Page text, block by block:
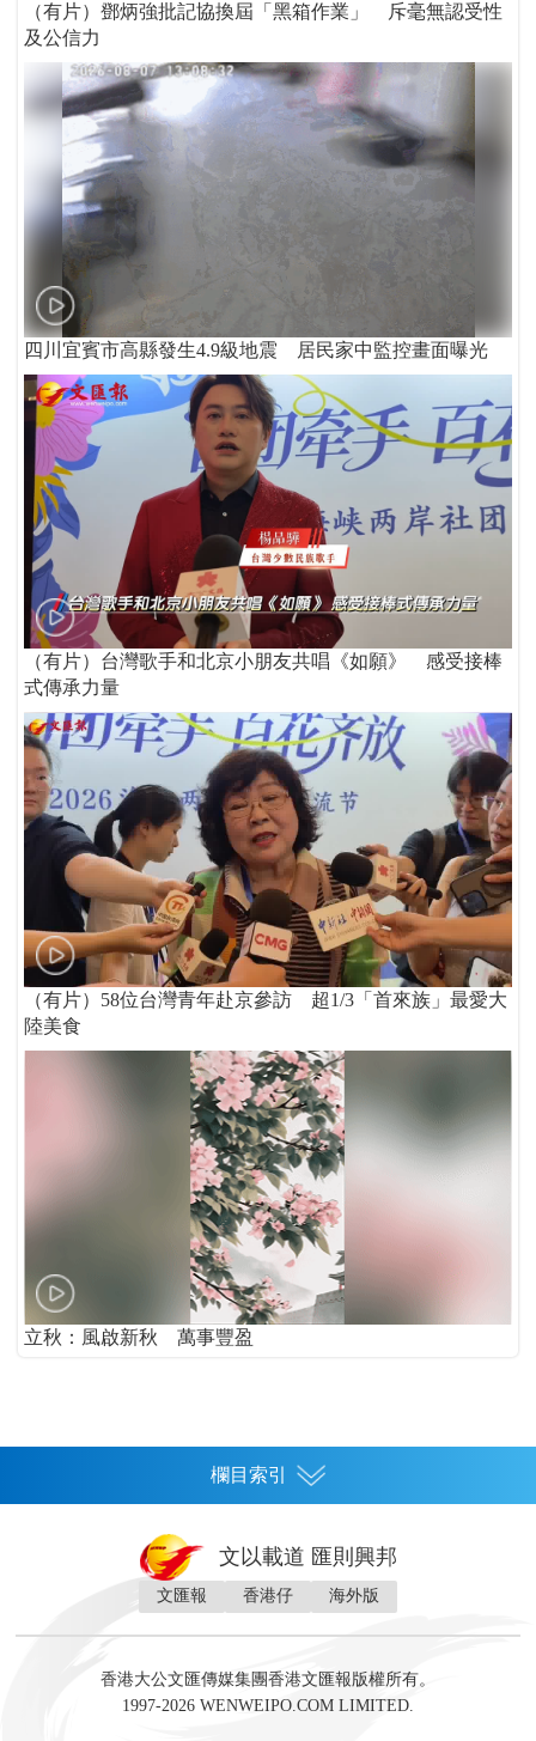
（有片）鄧炳強批記協換屆「黑箱作業」 斥毫無認受性
及公信力
四川宜賓市高縣發生4.9級地震 居民家中監控畫面曝光
（有片）台灣歌手和北京小朋友共唱《如願》 感受接棒
式傳承力量
（有片）58位台灣青年赴京參訪 超1/3「首來族」最愛大
陸美食
立秋：風啟新秋 萬事豐盈
欄目索引
灣區人
財經 地產 投資 財評 數字經濟
文以載道 匯則興邦
文匯報 香港仔 海外版
香港大公文匯傳媒集團香港文匯報版權所有。
1997-2026 WENWEIPO.COM LIMITED.